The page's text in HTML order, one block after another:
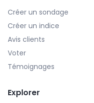
Créer un sondage
Créer un indice
Avis clients
Voter
Témoignages
Explorer